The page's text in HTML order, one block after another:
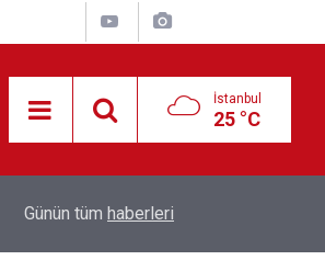
İstanbul
25 °C
edecek
Günün tüm haberleri